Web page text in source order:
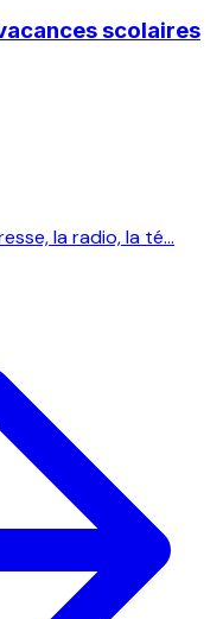
scolaires
la radio, la té...